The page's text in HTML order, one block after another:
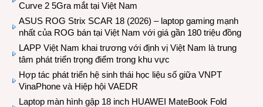
Curve 2 5Gra mắt tại Việt Nam
ASUS ROG Strix SCAR 18 (2026) – laptop gaming mạnh
nhất của ROG bán tại Việt Nam với giá gần 180 triệu đồng
LAPP Việt Nam khai trương với định vị Việt Nam là trung
tâm phát triển trọng điểm trong khu vực
Hợp tác phát triển hệ sinh thái học liệu số giữa VNPT
VinaPhone và Hiệp hội VAEDR
Laptop màn hình gập 18 inch HUAWEI MateBook Fold